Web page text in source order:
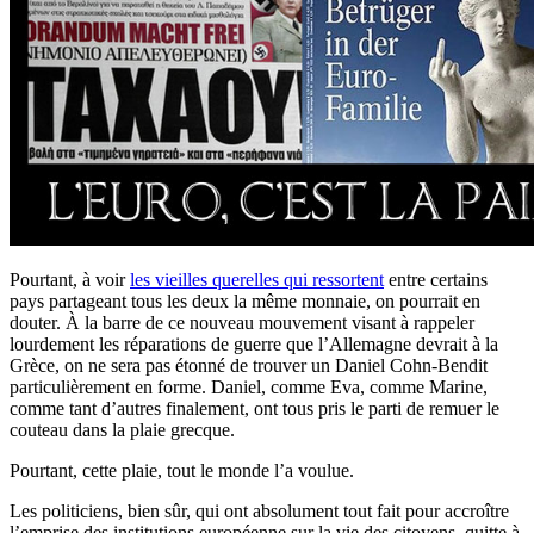
Pourtant, à voirles vieilles querelles qui ressortent entre certains
pays partageant tous les deux la même monnaie, on pourrait en
douter. À la barre de ce nouveau mouvement visant à rappeler
lourdement les réparations de guerre que l’Allemagne devrait à la
Grèce, on ne sera pas étonné de trouver un Daniel Cohn-Bendit
particulièrement en forme. Daniel, comme Eva, comme Marine,
comme tant d’autres finalement, ont tous pris le parti de remuer le
couteau dans la plaie grecque.
Pourtant, cette plaie, tout le monde l’a voulue.
Les politiciens, bien sûr, qui ont absolument tout fait pour accroître